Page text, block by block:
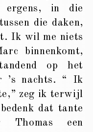
in die
die daken,
Ik wil me niets
binnenkomt,
op het
’s nachts. “ Ik
zeg ik terwijl
dat tante
Thomas een